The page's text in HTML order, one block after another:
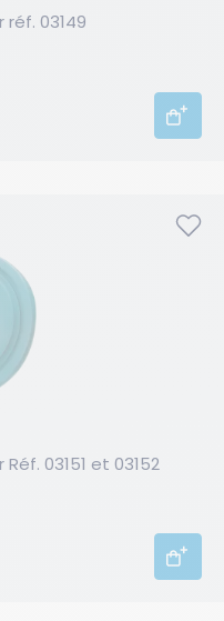
03149
03151 et 03152